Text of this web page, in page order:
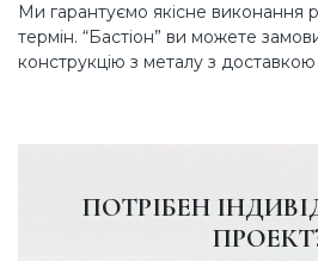
Ми гарантуємо якісне виконання
термін. “Бастіон” ви можете
конструкцію з металу з доставкою
ПОТРІБЕН